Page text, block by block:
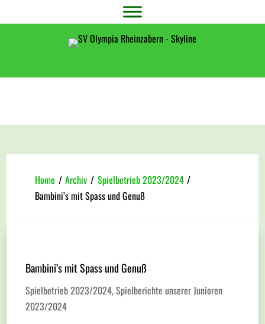
Home / Archiv / Spielbetrieb 2023/2024 /
Bambini’s mit Spass und Genuß
Bambini’s mit Spass und Genuß
Spielbetrieb 2023/2024,Spielberichte unserer Junioren
2023/2024